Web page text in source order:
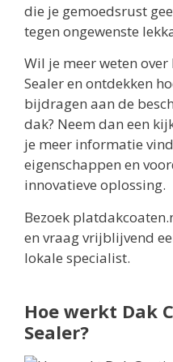
die je gemoedsrust
tegen ongewenste
Wil je meer weten
Sealer en ontdekken
bijdragen aan de
dak? Neem dan een
je meer informatie
eigenschappen en
innovatieve oplossing.
Bezoek
en vraag vrijblijvend
lokale specialist.
Hoe werkt Dak
Sealer?